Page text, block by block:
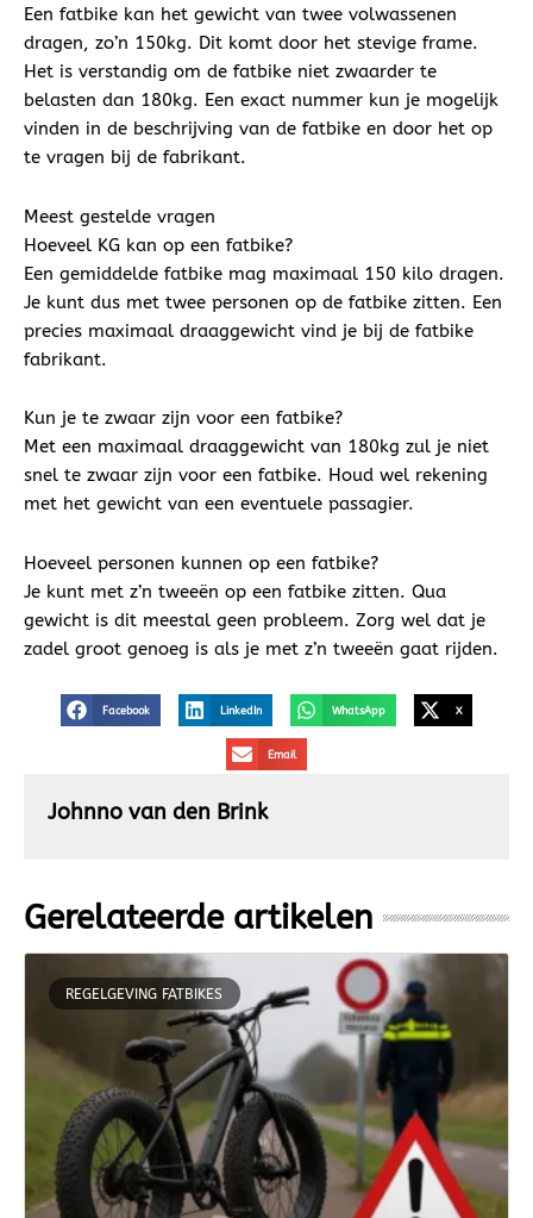
Een fatbike kan het gewicht van twee volwassenen
dragen, zo’n 150kg. Dit komt door het stevige frame.
Het is verstandig om de fatbike niet zwaarder te
belasten dan 180kg. Een exact nummer kun je mogelijk
vinden in de beschrijving van de fatbike en door het op
te vragen bij de fabrikant.
Meest gestelde vragen
Hoeveel KG kan op een fatbike?
Een gemiddelde fatbike mag maximaal 150 kilo dragen.
Je kunt dus met twee personen op de fatbike zitten. Een
precies maximaal draaggewicht vind je bij de fatbike
fabrikant.
Kun je te zwaar zijn voor een fatbike?
Met een maximaal draaggewicht van 180kg zul je niet
snel te zwaar zijn voor een fatbike. Houd wel rekening
met het gewicht van een eventuele passagier.
Hoeveel personen kunnen op een fatbike?
Je kunt met z’n tweeën op een fatbike zitten. Qua
gewicht is dit meestal geen probleem. Zorg wel dat je
zadel groot genoeg is als je met z’n tweeën gaat rijden.
Facebook LinkedIn WhatsApp X
Email
Johnno van den Brink
Gerelateerde artikelen
REGELGEVING FATBIKES